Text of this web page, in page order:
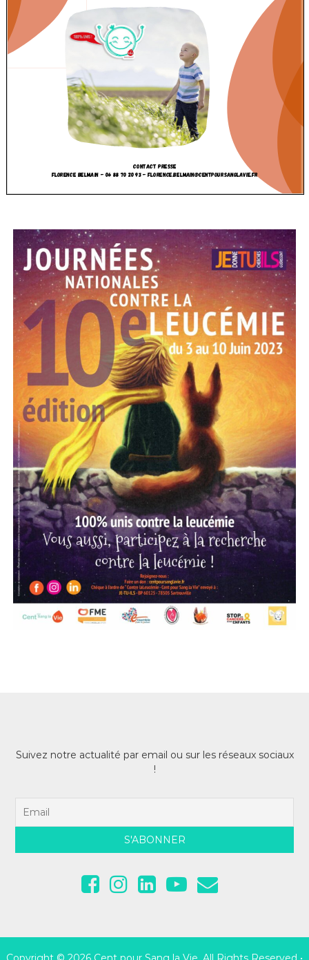
Suivez notre actualité par email ou sur les réseaux sociaux
!